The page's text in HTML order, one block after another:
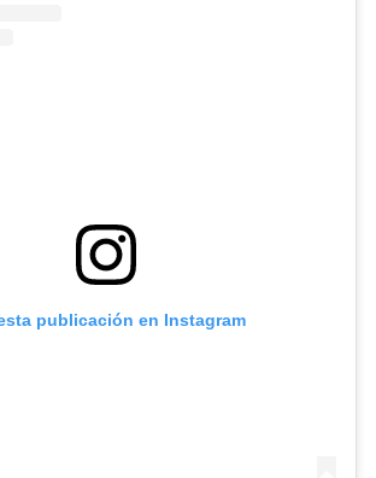
publicación en Instagram